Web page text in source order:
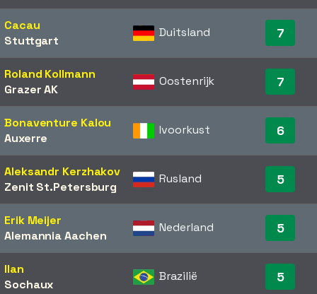
Cacau
Stuttgart
Duitsland 7
Roland Kollmann
Grazer AK
Oostenrijk 7
Bonaventure Kalou
Auxerre
Ivoorkust 6
Aleksandr Kerzhakov
Zenit St.Petersburg
Rusland 5
Erik Meijer
Alemannia Aachen
Nederland 5
Ilan
Sochaux
Brazilië 5